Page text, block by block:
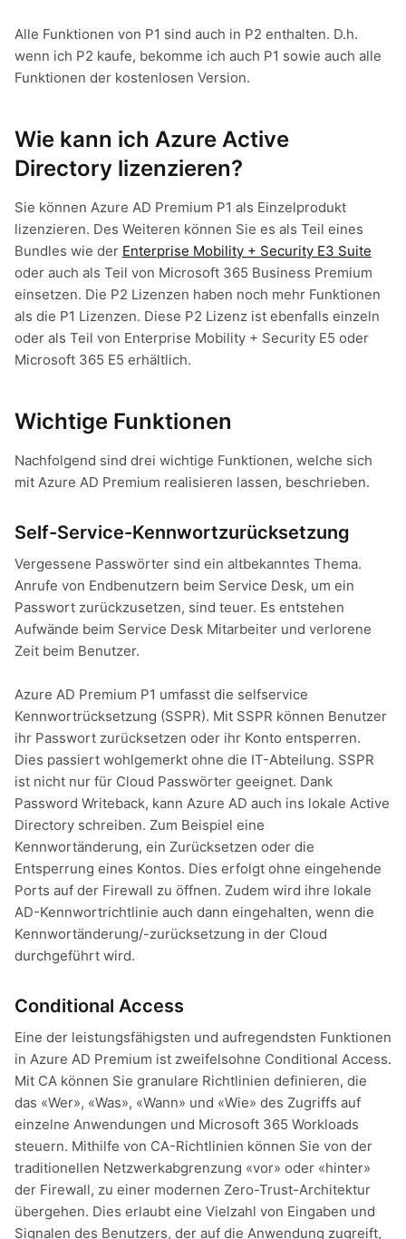
Alle Funktionen von P1 sind auch in P2 enthalten. D.h.
wenn ich P2 kaufe, bekomme ich auch P1 sowie auch alle
Funktionen der kostenlosen Version.
Wie kann ich Azure Active
Directory lizenzieren?
Sie können Azure AD Premium P1 als Einzelprodukt
lizenzieren. Des Weiteren können Sie es als Teil eines
Bundles wie der Enterprise Mobility + Security E3 Suite
oder auch als Teil von Microsoft 365 Business Premium
einsetzen. Die P2 Lizenzen haben noch mehr Funktionen
als die P1 Lizenzen. Diese P2 Lizenz ist ebenfalls einzeln
oder als Teil von Enterprise Mobility + Security E5 oder
Microsoft 365 E5 erhältlich.
Wichtige Funktionen
Nachfolgend sind drei wichtige Funktionen, welche sich
mit Azure AD Premium realisieren lassen, beschrieben.
Self-Service-Kennwortzurücksetzung
Vergessene Passwörter sind ein altbekanntes Thema.
Anrufe von Endbenutzern beim Service Desk, um ein
Passwort zurückzusetzen, sind teuer. Es entstehen
Aufwände beim Service Desk Mitarbeiter und verlorene
Zeit beim Benutzer.
Azure AD Premium P1 umfasst die selfservice
Kennwortrücksetzung (SSPR). Mit SSPR können Benutzer
ihr Passwort zurücksetzen oder ihr Konto entsperren.
Dies passiert wohlgemerkt ohne die IT-Abteilung. SSPR
ist nicht nur für Cloud Passwörter geeignet. Dank
Password Writeback, kann Azure AD auch ins lokale Active
Directory schreiben. Zum Beispiel eine
Kennwortänderung, ein Zurücksetzen oder die
Entsperrung eines Kontos. Dies erfolgt ohne eingehende
Ports auf der Firewall zu öffnen. Zudem wird ihre lokale
AD-Kennwortrichtlinie auch dann eingehalten, wenn die
Kennwortänderung/-zurücksetzung in der Cloud
durchgeführt wird.
Conditional Access
Eine der leistungsfähigsten und aufregendsten Funktionen
in Azure AD Premium ist zweifelsohne Conditional Access.
Mit CA können Sie granulare Richtlinien definieren, die
das «Wer», «Was», «Wann» und «Wie» des Zugriffs auf
einzelne Anwendungen und Microsoft 365 Workloads
steuern. Mithilfe von CA-Richtlinien können Sie von der
traditionellen Netzwerkabgrenzung «vor» oder «hinter»
der Firewall, zu einer modernen Zero-Trust-Architektur
übergehen. Dies erlaubt eine Vielzahl von Eingaben und
Signalen des Benutzers, der auf die Anwendung zugreift,